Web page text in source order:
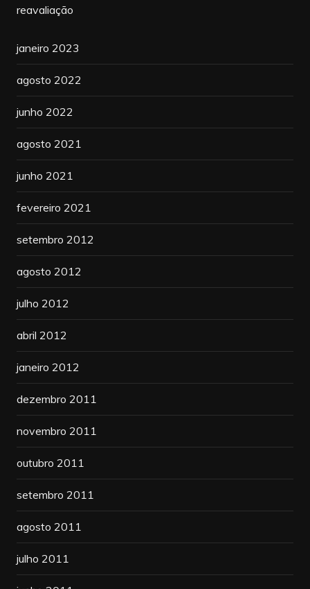
reavaliação
janeiro 2023
agosto 2022
junho 2022
agosto 2021
junho 2021
fevereiro 2021
setembro 2012
agosto 2012
julho 2012
abril 2012
janeiro 2012
dezembro 2011
novembro 2011
outubro 2011
setembro 2011
agosto 2011
julho 2011